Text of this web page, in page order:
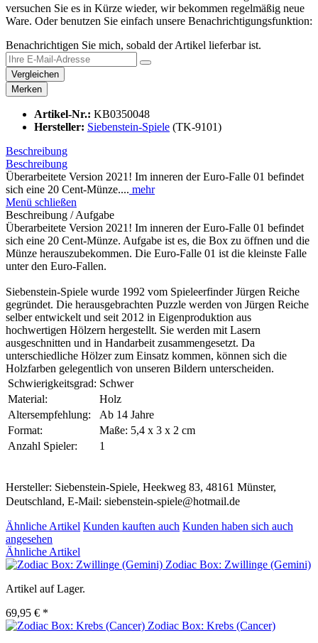
versuchen Sie es in Kürze wieder, wir bekommen regelmäßig neue
Ware. Oder benutzen Sie einfach unsere Benachrichtigungsfunktion:
Benachrichtigen Sie mich, sobald der Artikel lieferbar ist.
Vergleichen
Merken
Artikel-Nr.: KB0350048
Hersteller: Siebenstein-Spiele (TK-9101)
Beschreibung
Beschreibung
Überarbeitete Version 2021! Im inneren der Euro-Falle 01 befindet
sich eine 20 Cent-Münze.... mehr
Menü schließen
Beschreibung / Aufgabe
Überarbeitete Version 2021! Im inneren der Euro-Falle 01 befindet
sich eine 20 Cent-Münze. Aufgabe ist es, die Box zu öffnen und die
Münze herauszubekommen. Die Euro-Falle 01 ist die kleinste Falle
unter den Euro-Fallen.
Siebenstein-Spiele wurde 1992 vom Spieleerfinder Jürgen Reiche
gegründet. Die herausgebrachten Puzzle werden von Jürgen Reiche
selber entwickelt und seit 2012 in Eigenproduktion aus
hochwertigen Hölzern hergestellt. Sie werden mit Lasern
ausgeschnitten und in Handarbeit zusammengesetzt. Da
unterschiedliche Hölzer zum Einsatz kommen, können sich die
Holzfarben gelegentlich von unseren Bildern unterscheiden.
Schwierigkeitsgrad: Schwer
Material:
Holz
Altersempfehlung:
Ab 14 Jahre
Format:
Maße: 5,4 x 3 x 2 cm
Anzahl Spieler:
1
Hersteller: Siebenstein-Spiele, Heekweg 83, 48161 Münster,
Deutschland, E-Mail: siebenstein-spiele@hotmail.de
Ähnliche Artikel Kunden kauften auch Kunden haben sich auch
angesehen
Ähnliche Artikel
Zodiac Box: Zwillinge (Gemini)
Artikel auf Lager.
69,95 € *
Zodiac Box: Krebs (Cancer)